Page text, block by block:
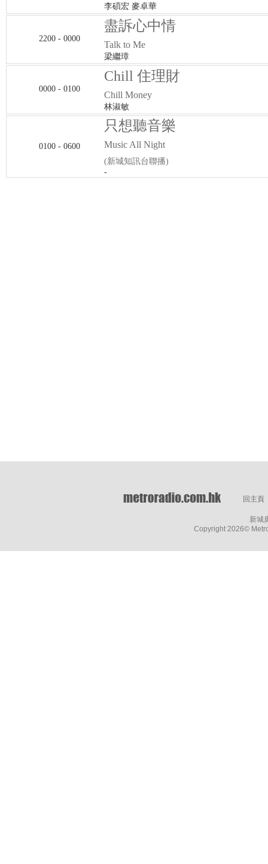
李碩宏 麥卓華
2200 - 0000
盡訴心中情
Talk to Me
梁繼璋
0000 - 0100
Chill 住理財
Chill Money
林淑敏
0100 - 0600
只想聽音樂
Music All Night
(新城知訊台聯播)
-
回主頁
新城
Copyright 2026©